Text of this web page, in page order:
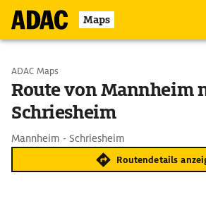
Maps
Start wählen
Ziel eingeben
ADAC Maps
Route von Mannheim
Schriesheim
Mannheim - Schriesheim
Routendetails